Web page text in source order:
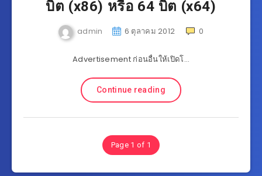
บิต (x86) หรือ 64 บิต (x64)
admin 6 ตุลาคม 2012 0
Advertisement ก่อนอื่นให้เปิดโ…
Continue reading
Page 1 of 1